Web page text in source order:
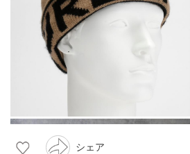
シェア